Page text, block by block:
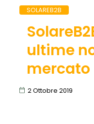
SOLAREB2B
ultime
mercato
2 Ottobre 2019